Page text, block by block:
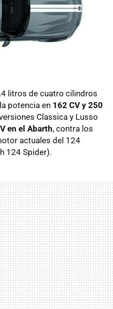
litros de cuatro cilindros
potencia en 162 CV y 250
Classica y Lusso
en el Abarth, contra los
actuales del 124
124 Spider).